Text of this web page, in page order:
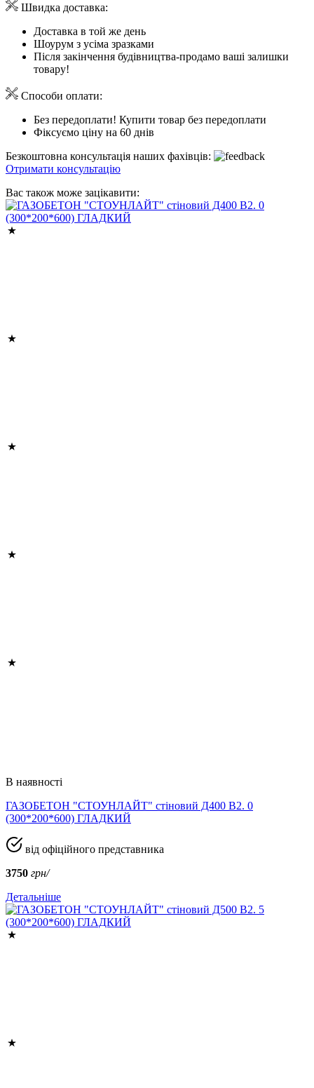
Швидка доставка:
Доставка в той же день
Шоурум з усіма зразками
Після закінчення будівництва-продамо ваші залишки
товару!
Способи оплати:
Без передоплати! Купити товар без передоплати
Фіксуємо ціну на 60 днів
Безкоштовна консультація наших фахівців:
Отримати консультацію
Вас також може зацікавити:
В наявності
ГАЗОБЕТОН "СТОУНЛАЙТ" стіновий Д400 В2. 0
(300*200*600) ГЛАДКИЙ
від офіційного представника
3750 грн/
Детальніше